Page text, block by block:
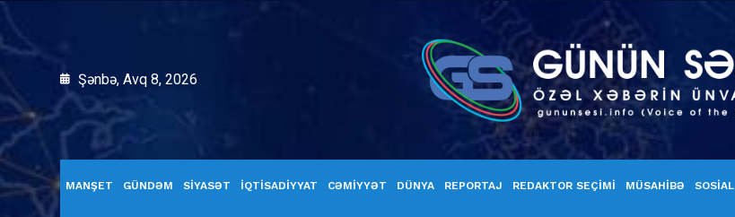
Şənbə, Avq 8, 2026
MANŞET GÜNDƏM SİYASƏT İQTİSADİYYAT CƏMİYYƏT DÜNYA REPORTAJ REDAKTOR SEÇİMİ MÜSAHİBƏ SOSİAL